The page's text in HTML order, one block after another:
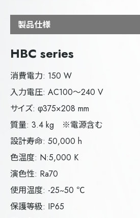
製品仕様
HBC series
消費電力: 150 W
入力電圧: AC100～240 V
サイズ: φ375×208 mm
質量: 3.4 kg ※電源含む
設計寿命: 50,000 h
色温度: N:5,000 K
演色性: Ra70
使用温度: -25~50 ℃
保護等級: IP65